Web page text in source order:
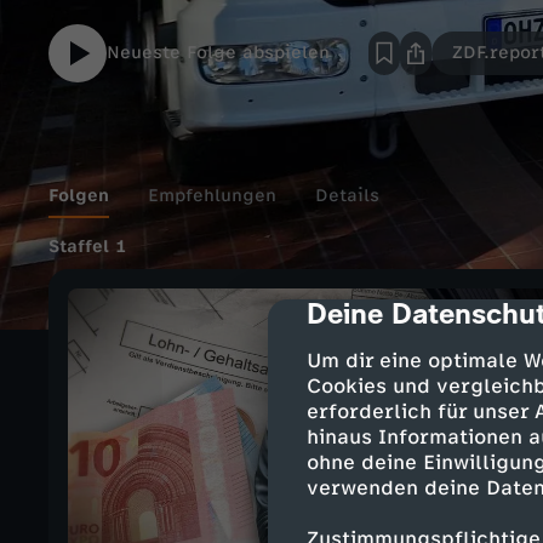
cmp-dialog-
Deine
Um dir eine optimale
Cookies und
erforderlich für unser
hinaus Informationen
ohne deine
verwenden deine
Neueste Folge abspielen
Folgen Empfehlungen Details
Staffel 1